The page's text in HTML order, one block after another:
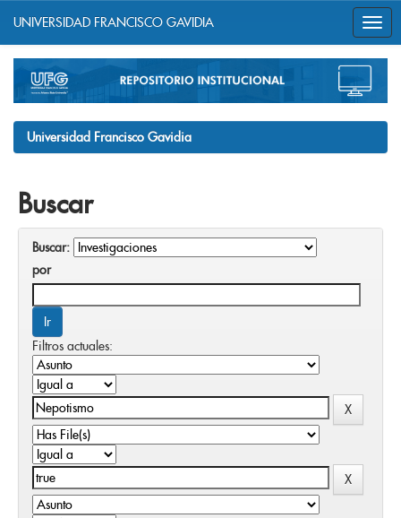
navigation
UNIVERSIDAD FRANCISCO GAVIDIA
Universidad Francisco Gavidia
Buscar
Buscar:
por
Filtros actuales: